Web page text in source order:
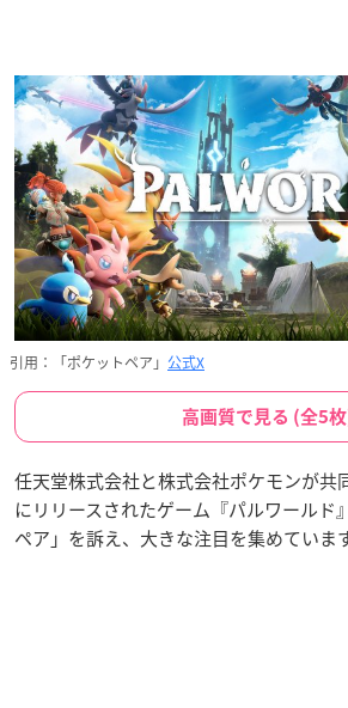
引用：「ポケットペア」 公式X
高画質で見る (全5
任天堂株式会社と株式会社ポケモンが共
にリリースされたゲーム『パルワールド
ペア」を訴え、大きな注目を集めていま